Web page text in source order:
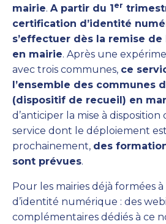
mairie. A partir du 1 er
certification d’identité
s’effectuer dès la remise de
en mairie. Après une
avec trois communes, ce
l’ensemble des communes
(dispositif de recueil) en
d’anticiper la mise à
service dont le déploiement
prochainement, des
sont prévues.
Pour les mairies déjà formées
d’identité numérique : des
complémentaires dédiés à ce